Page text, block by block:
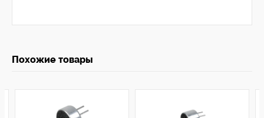
Похожие товары